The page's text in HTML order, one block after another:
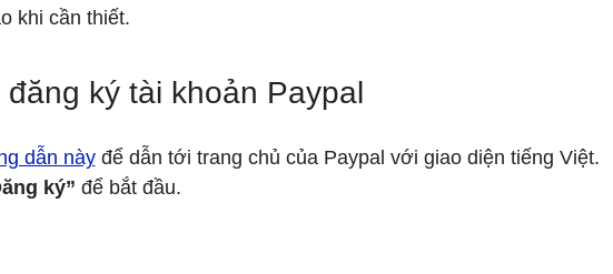
khi cần thiết.
ký tài khoản Paypal
dẫn này để dẫn tới trang chủ của Paypal với giao diện tiếng Việt.
ký” để bắt đầu.